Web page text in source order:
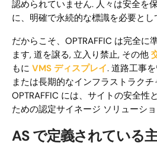
認められていません. 人々は安全を
に、明確で永続的な標識を必要とし
だからこそ、OPTRAFFIC は完全に
ます, 道を譲る, 立入り禁止, その他
もに VMS ディスプレイ. 道路工事
または長期的なインフラストラクチ
OPTRAFFIC には、サイトの安全性
ための認定サイネージ ソリューシ
AS で定義されている